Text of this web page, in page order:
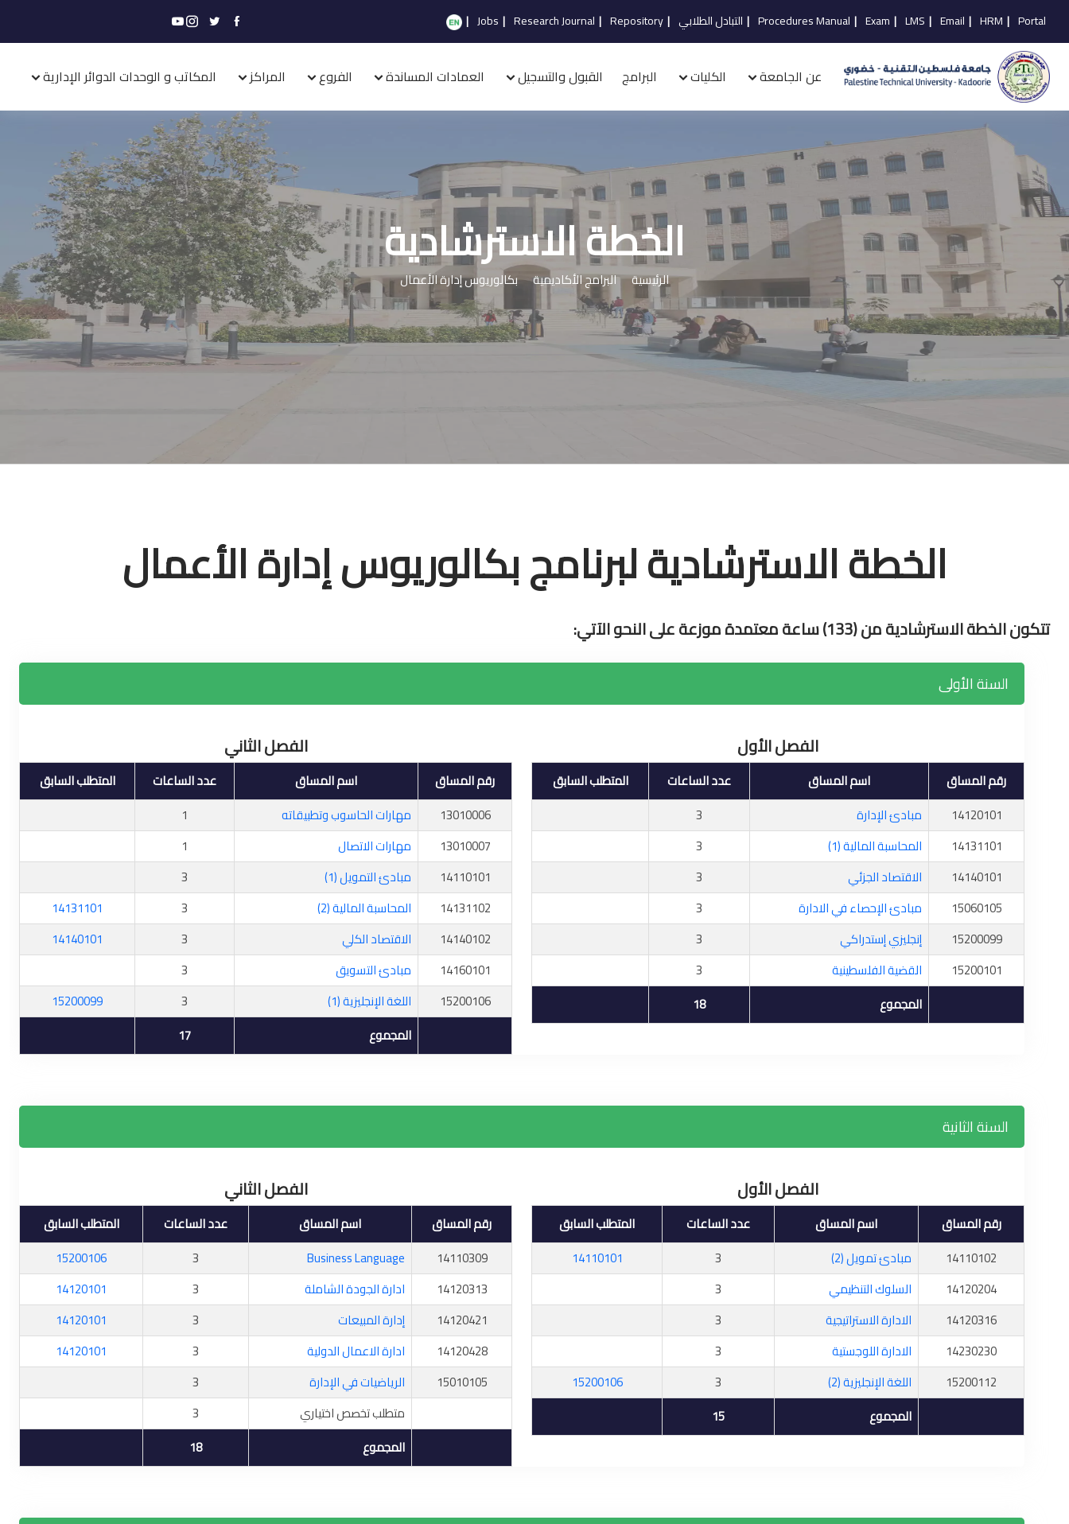
Portal
|
HRM
|
Email
|
LMS
|
Exam
|
Procedures Manual
| التبادل الطلابي |
Repository
|
Research Journal
|
Jobs
|
عن الجامعة الكليات البرامج القبول والتسجيل العمادات المساندة الفروع المراكز المكاتب و الوحدات الدوائر الإدارية
الخطة الاسترشادية
الرئيسية البرامج الأكاديمية بكالوريوس إدارة الأعمال
الخطة الاسترشادية لبرنامج بكالوريوس إدارة الأعمال
تتكون الخطة الاسترشادية من (133) ساعة معتمدة موزعة على النحو الآتي:
السنة الأولى
الفصل الأول
رقم المساق اسم المساق عدد الساعات
المتطلب السابق
14120101
مبادئ الإدارة
3
14131101
المحاسبة المالية (1)
3
14140101
الاقتصاد الجزئي
3
15060105
مبادئ الإحصاء في الادارة
3
15200099
إنجليزي إستدراكي
3
15200101
القضية الفلسطينية
3
المجموع
18
الفصل الثاني
رقم المساق اسم المساق عدد الساعات
المتطلب السابق
13010006
مهارات الحاسوب وتطبيقاته
1
13010007
مهارات الاتصال
1
14110101
مبادئ التمويل (1)
3
14131102
المحاسبة المالية (2) 3
14131101
14140102
الاقتصاد الكلي 3
14140101
14160101
مبادئ التسويق
3
15200106
اللغة الإنجليزية (1) 3
15200099
المجموع
17
السنة الثانية
الفصل الأول
رقم المساق اسم المساق عدد الساعات
المتطلب السابق
14110102
مبادئ تمويل (2) 3
14110101
14120204
السلوك التنظيمي
3
14120316
الادارة الاستراتيجية
3
14230230
الادارة اللوجستية
3
15200112
اللغة الإنجليزية (2) 3
15200106
المجموع
15
الفصل الثاني
رقم المساق اسم المساق عدد الساعات
المتطلب السابق
14110309
Business Language
3
15200106
14120313
ادارة الجودة الشاملة 3
14120101
14120421
إدارة المبيعات 3
14120101
14120428
ادارة الاعمال الدولية 3
14120101
15010105
الرياضيات في الإدارة
3
متطلب تخصص اختياري
3
المجموع
18